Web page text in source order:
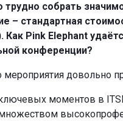
трудно собрать
– стандартная
Как Pink Elephant
конференции?
довольно
моментов в